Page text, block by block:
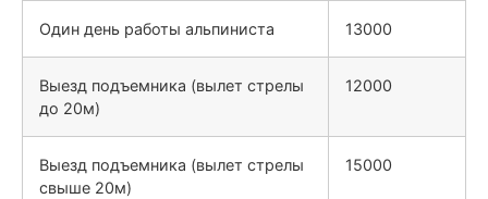
Один день работы альпиниста 13000
Выезд подъемника (вылет стрелы
до 20м)
12000
Выезд подъемника (вылет стрелы
свыше 20м)
15000